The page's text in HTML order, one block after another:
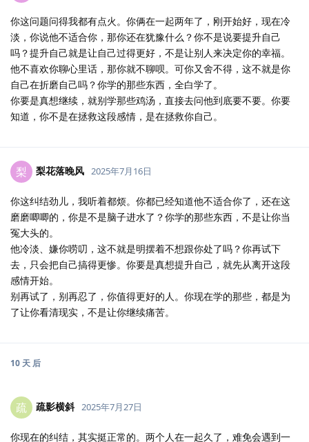
你这问题问得我都有点火。你俩在一起两年了，刚开始好，现在冷
淡，你说他不适合你，那你还在犹豫什么？你不是说要提升自己
吗？提升自己就是让自己过得更好，不是让别人来决定你的幸福。
他不喜欢你聊心里话，那你就不聊呗。可你又舍不得，这不就是你
自己在折磨自己吗？你学的那些东西，全白学了。
你要是真想继续，就别学那些鸡汤，直接去问他到底要不要。你要
知道，你不是在拯救这段感情，是在拯救你自己。
梨 梨花落晚风 2025年7月16日
你这纠结劲儿，我听着都烦。你都已经知道他不适合你了，还在这
磨磨唧唧的，你是不是脑子进水了？你学的那些东西，不是让你当
冤大头的。
他冷淡、嫌你唠叨，这不就是明摆着不想跟你处了吗？你再试下
去，只会把自己搞得更惨。你要是真想提升自己，就先从离开这段
感情开始。
别再试了，别再忍了，你值得更好的人。你现在学的那些，都是为
了让你看清现实，不是让你继续痛苦。
10 天 后
疏 疏影横斜 2025年7月27日
你现在的纠结，其实挺正常的。两个人在一起久了，难免会遇到一